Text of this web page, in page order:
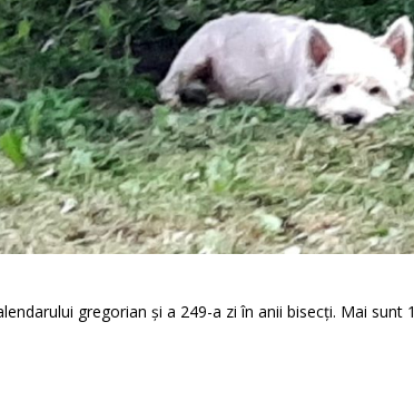
gregorian și a 249-a zi în anii bisecți. Mai sunt